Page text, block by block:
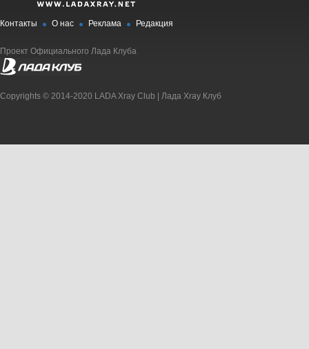
Контакты О нас Реклама Редакция
Проект Официального Лада Клуба
Copyrights © 2014-2020 LADA Xray Club | Лада Xray Клуб